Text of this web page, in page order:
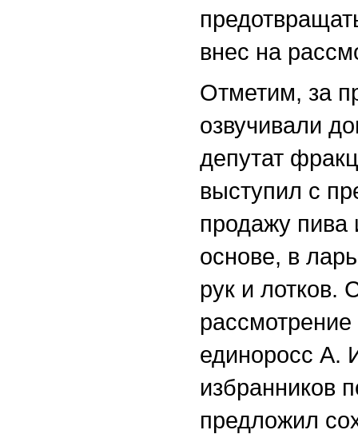
внес на
Отметим, за
озвучивали
депутат
выступил с
продажу пива
основе, в
рук и лотков.
единоросс А.
избранников
предложил